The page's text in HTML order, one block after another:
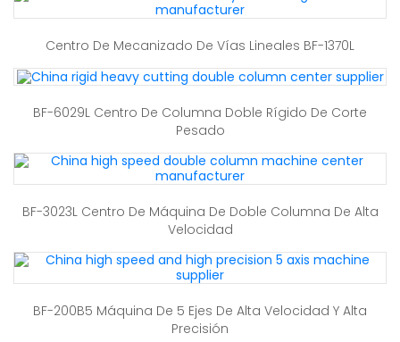
Centro De Mecanizado De Vías Lineales BF-1370L
BF-6029L Centro De Columna Doble Rígido De Corte
Pesado
BF-3023L Centro De Máquina De Doble Columna De Alta
Velocidad
BF-200B5 Máquina De 5 Ejes De Alta Velocidad Y Alta
Precisión